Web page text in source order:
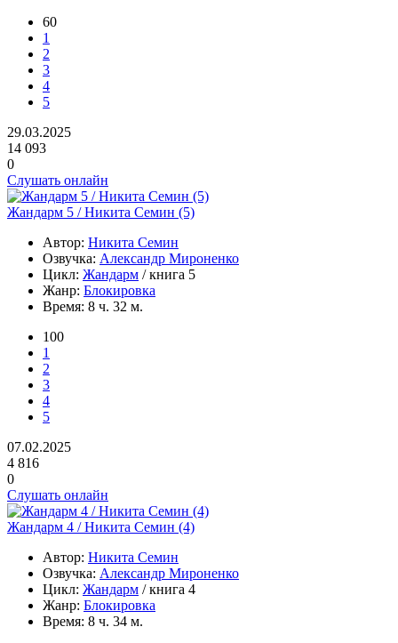
60
1
2
3
4
5
29.03.2025
14 093
0
Слушать онлайн
Жандарм 5 / Никита Семин (5)
Автор: Никита Семин
Озвучка: Александр Мироненко
Цикл: Жандарм / книга 5
Жанр: Блокировка
Время: 8 ч. 32 м.
100
1
2
3
4
5
07.02.2025
4 816
0
Слушать онлайн
Жандарм 4 / Никита Семин (4)
Автор: Никита Семин
Озвучка: Александр Мироненко
Цикл: Жандарм / книга 4
Жанр: Блокировка
Время: 8 ч. 34 м.